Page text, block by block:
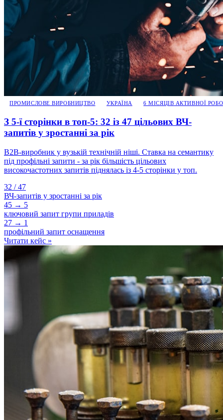
ПРОМИСЛОВЕ ВИРОБНИЦТВО УКРАЇНА 6 МІСЯЦІВ АКТИВНОЇ
З 5-ї сторінки в топ-5: 32 із 47 цільових ВЧ-
запитів у зростанні за рік
B2B-виробник у вузькій технічній ніші. Ставка на семантику
під профільні запити - за рік більшість цільових
високочастотних запитів піднялась із 4-5 сторінки у топ.
32 / 47
ВЧ-запитів у зростанні за рік
45 → 5
ключовий запит групи приладів
27 → 1
профільний запит оснащення
Читати кейс »